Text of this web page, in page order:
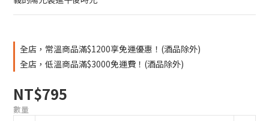
全店，常溫商品滿$1200享免運優惠！(酒品除外)
全店，低溫商品滿$3000免運費！(酒品除外)
NT$795
數量